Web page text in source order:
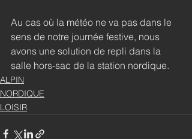
Au cas où la météo ne va pas dans le
sens de notre journée festive, nous
avons une solution de repli dans la
salle hors-sac de la station nordique.
ALPIN
NORDIQUE
LOISIR